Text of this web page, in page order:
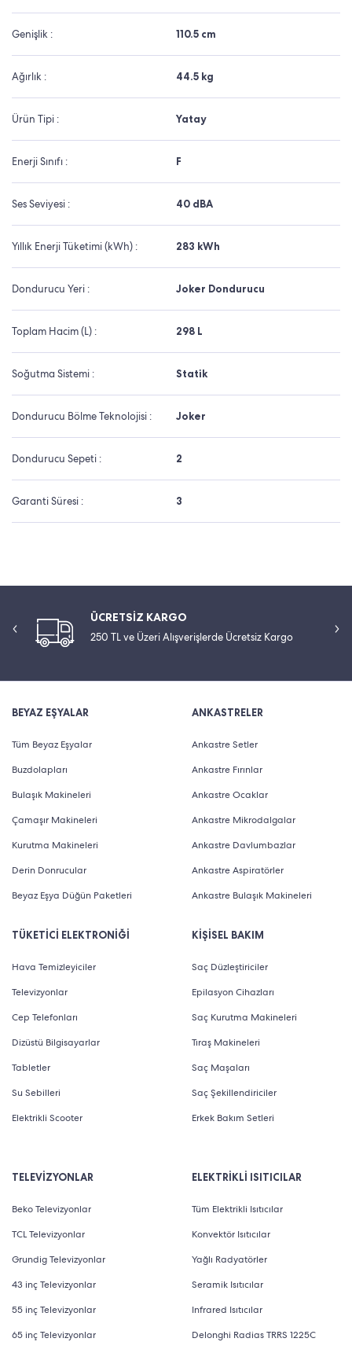
Genişlik : 110.5 cm
Ağırlık : 44.5 kg
Ürün Tipi : Yatay
Enerji Sınıfı : F
Ses Seviyesi : 40 dBA
Yıllık Enerji Tüketimi (kWh) : 283 kWh
Dondurucu Yeri : Joker Dondurucu
Toplam Hacim (L) : 298 L
Soğutma Sistemi : Statik
Dondurucu Bölme Teknolojisi : Joker
Dondurucu Sepeti : 2
Garanti Süresi : 3
ÜCRETSİZ KARGO
250 TL ve Üzeri Alışverişlerde Ücretsiz Kargo
BEYAZ EŞYALAR
Tüm Beyaz Eşyalar
Buzdolapları
Bulaşık Makineleri
Çamaşır Makineleri
Kurutma Makineleri
Derin Donrucular
Beyaz Eşya Düğün Paketleri
TÜKETİCİ ELEKTRONİĞİ
Hava Temizleyiciler
Televizyonlar
Cep Telefonları
Dizüstü Bilgisayarlar
Tabletler
Su Sebilleri
Elektrikli Scooter
ANKASTRELER
Ankastre Setler
Ankastre Fırınlar
Ankastre Ocaklar
Ankastre Mikrodalgalar
Ankastre Davlumbazlar
Ankastre Aspiratörler
Ankastre Bulaşık Makineleri
KİŞİSEL BAKIM
Saç Düzleştiriciler
Epilasyon Cihazları
Saç Kurutma Makineleri
Tıraş Makineleri
Saç Maşaları
Saç Şekillendiriciler
Erkek Bakım Setleri
TELEVİZYONLAR
Beko Televizyonlar
TCL Televizyonlar
Grundig Televizyonlar
43 inç Televizyonlar
55 inç Televizyonlar
65 inç Televizyonlar
ELEKTRİKLİ ISITICILAR
Tüm Elektrikli Isıtıcılar
Konvektör Isıtıcılar
Yağlı Radyatörler
Seramik Isıtıcılar
Infrared Isıtıcılar
Delonghi Radias TRRS 1225C